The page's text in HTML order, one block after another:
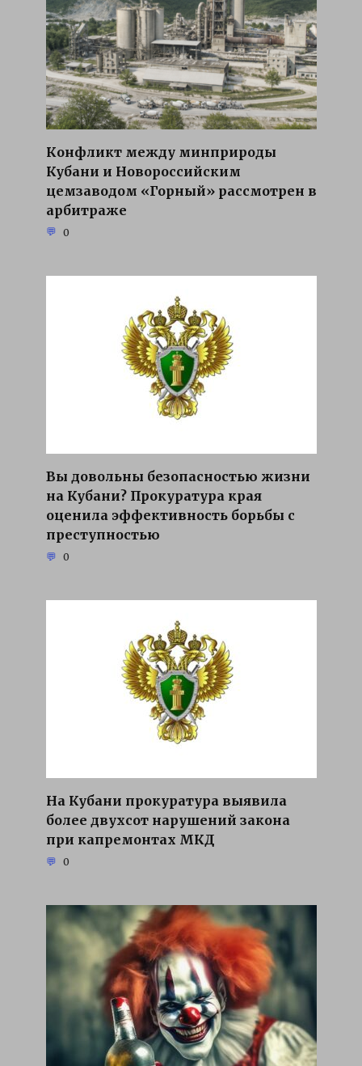
Конфликт между минприроды
Кубани и Новороссийским
цемзаводом «Горный» рассмотрен в
арбитраже
0
Вы довольны безопасностью жизни
на Кубани? Прокуратура края
оценила эффективность борьбы с
преступностью
0
На Кубани прокуратура выявила
более двухсот нарушений закона
при капремонтах МКД
0